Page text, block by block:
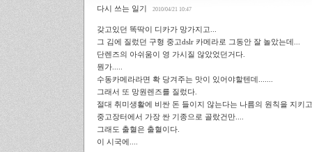
다시 쓰는 일기 2010/04/21 10:47
갖고있던 똑딱이 디카가 망가지고...
그 김에 질렀던 구형 중고dslr 카메라로 그동안 잘 놀았는데...
단렌즈의 아쉬움이 영 가시질 않았었던거다.
뭔가.....
수동카메라라면 확 당겨주는 맛이 있어야할텐데.......
그래서 또 망원렌즈를 질렀다.
절대 취미생활에 비싼 돈 들이지 않는다는 나름의 원칙을 지키
중고장터에서 가장 싼 기종으로 골랐건만....
그래도 출혈은 출혈이다.
이 시국에....